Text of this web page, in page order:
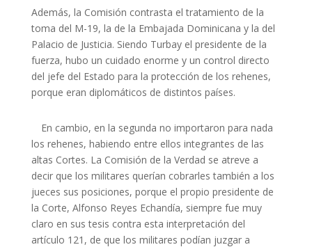
Además, la Comisión contrasta el tratamiento de la
toma del M-19, la de la Embajada Dominicana y la del
Palacio de Justicia. Siendo Turbay el presidente de la
fuerza, hubo un cuidado enorme y un control directo
del jefe del Estado para la protección de los rehenes,
porque eran diplomáticos de distintos países.
En cambio, en la segunda no importaron para nada
los rehenes, habiendo entre ellos integrantes de las
altas Cortes. La Comisión de la Verdad se atreve a
decir que los militares querían cobrarles también a los
jueces sus posiciones, porque el propio presidente de
la Corte, Alfonso Reyes Echandía, siempre fue muy
claro en sus tesis contra esta interpretación del
artículo 121, de que los militares podían juzgar a